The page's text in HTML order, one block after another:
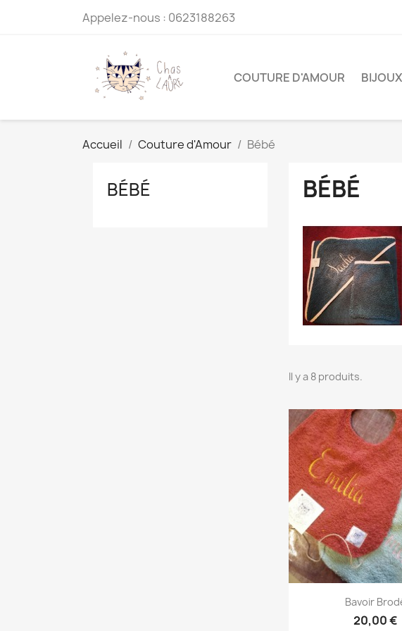
Appelez-nous : 0623188263
COUTURE D'AMOUR
Accueil Couture d'Amour Bébé
BÉBÉ BÉBÉ
Il y a 8 produits.
Aperçu
Bavoir
20,00 €